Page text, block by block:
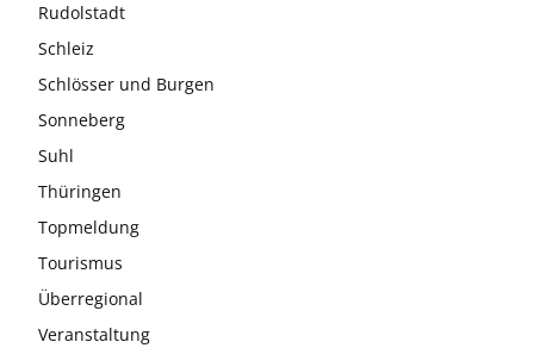
Rudolstadt
Schleiz
Schlösser und Burgen
Sonneberg
Suhl
Thüringen
Topmeldung
Tourismus
Überregional
Veranstaltung